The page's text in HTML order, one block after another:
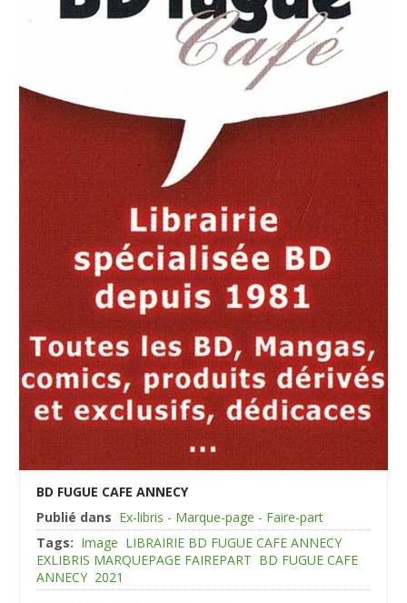
BD FUGUE CAFE ANNECY
Publié dans Ex-libris - Marque-page - Faire-part
Tags: Image LIBRAIRIE BD FUGUE CAFE ANNECY
EXLIBRIS MARQUEPAGE FAIREPART BD FUGUE CAFE
ANNECY 2021